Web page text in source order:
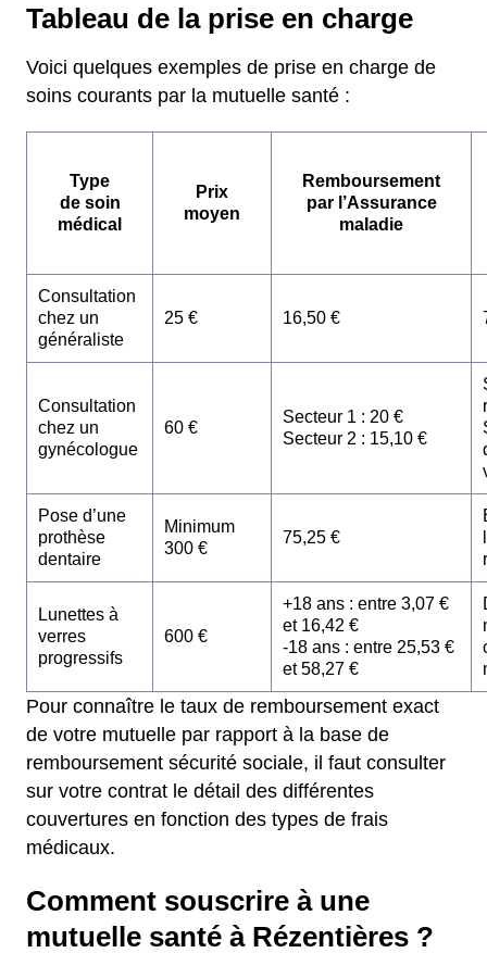
Tableau de la prise en charge
Voici quelques exemples de prise en charge de
soins courants par la mutuelle santé :
Type
de soin
médical
Prix
moyen
Remboursement
par l’Assurance
maladie
Consultation
chez un
généraliste
25 € 16,50 €
Consultation
chez un
gynécologue
60 €
Secteur 1 : 20 €
Secteur 2 : 15,10 €
Pose d’une
prothèse
dentaire
Minimum
300 €
75,25 €
Lunettes à
verres
progressifs
600 €
+18 ans : entre 3,07 €
et 16,42 €
-18 ans : entre 25,53 €
et 58,27 €
Pour connaître le taux de remboursement exact
de votre mutuelle par rapport à la base de
remboursement sécurité sociale, il faut consulter
sur votre contrat le détail des différentes
couvertures en fonction des types de frais
médicaux.
Comment souscrire à une
mutuelle santé à Rézentières ?